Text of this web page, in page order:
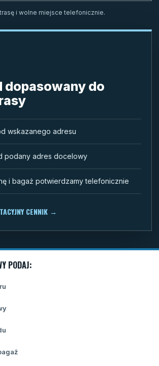
i wolne miejsce telefonicznie.
dopasowany do
wskazanego adresu
podany adres docelowy
i bagaż potwierdzamy telefonicznie
CENNIK →
PODAJ: